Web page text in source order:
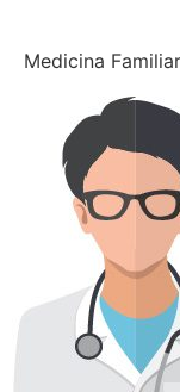
Medicina Familiar